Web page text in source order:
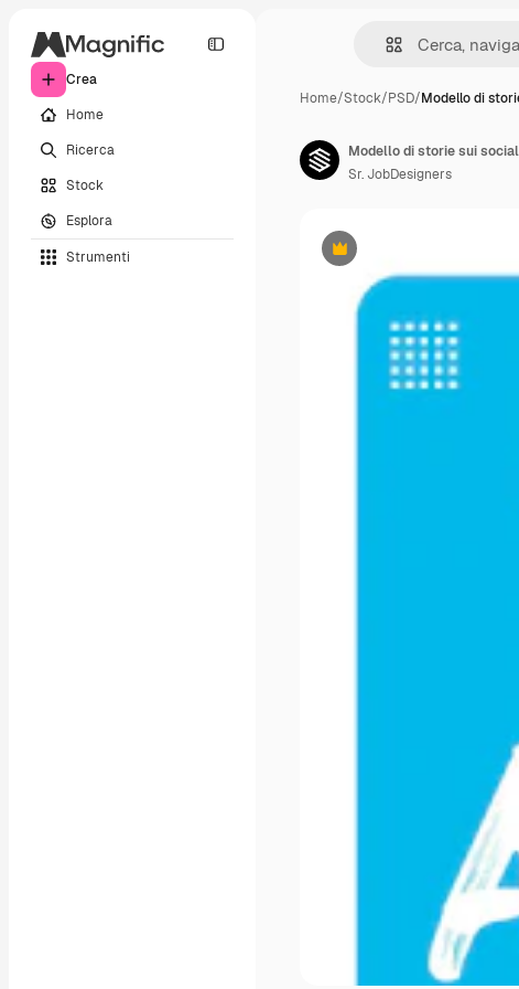
Crea
Home
Ricerca
Stock
Esplora
Strumenti
Home/Stock/PSD/Modello di
Premium
Modello di storie sui
Sr. JobDesigners